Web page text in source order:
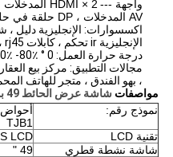
واجهة ---
AV المدخلات ، DP حلقة في حلقة خارج ، خرج إخراج RS232
الإنجليزية ir تحكم ، كابلات rj45 ، برنامج ملصقا usb
درجة حرارة العمل: 0 ° C ~ 50 ° C.Working Humidity: 20٪ -80٪؛
مجالات التطبيق: مركز بيع
، بهو الفندق ، متجر للهاتف
مواصفات شاشة عرض الحائط 49 بوصة
نموذج رقم:
TJB1
تقنية LCD
LCD
شاشة نشطة قطري
49 "